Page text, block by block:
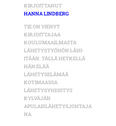
KIRJOITTANUT
HANNA LINDBERG
TIE ON VIENYT
KIRJOITTAJAA
KOULUMAAILMASTA
LÄHETYSTYÖHÖN LÄHI-
ITÄÄN. TÄLLÄ HETKELLÄ
HÄN ELÄÄ
LÄHETYSELÄMÄÄ
KOTIMAASSA
LÄHETYSYHDISTYS
KYLVÄJÄN
APULAISLÄHETYSJOHTAJA
NA.